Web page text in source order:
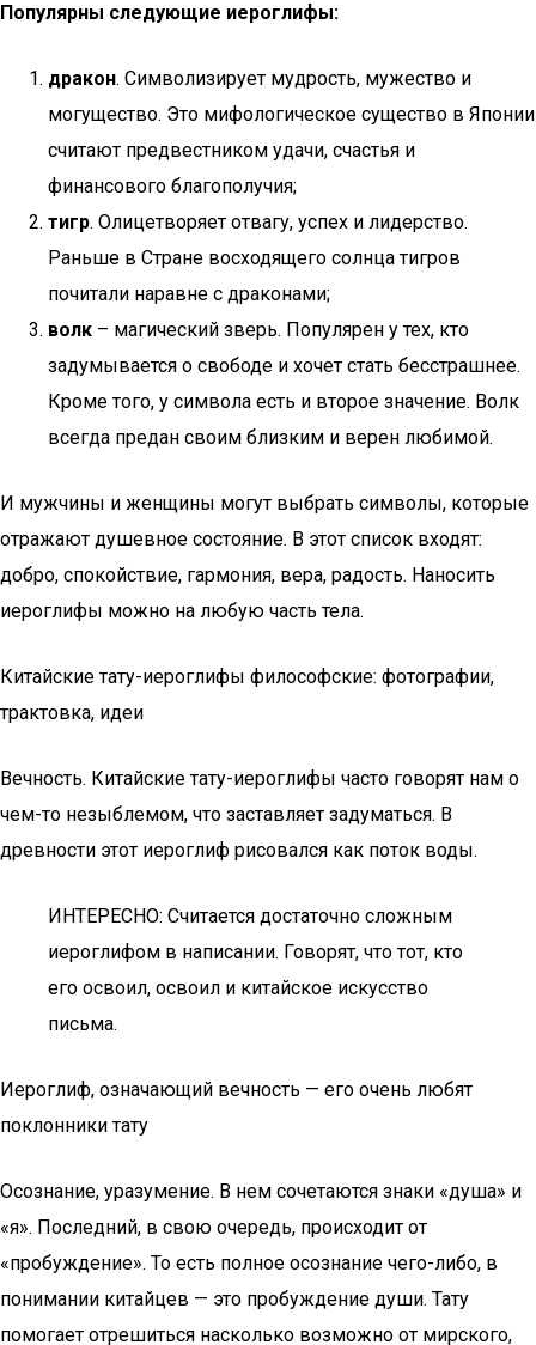
Популярны следующие иероглифы:
дракон. Символизирует мудрость, мужество и
могущество. Это мифологическое существо в Японии
считают предвестником удачи, счастья и
финансового благополучия;
тигр. Олицетворяет отвагу, успех и лидерство.
Раньше в Стране восходящего солнца тигров
почитали наравне с драконами;
волк – магический зверь. Популярен у тех, кто
задумывается о свободе и хочет стать бесстрашнее.
Кроме того, у символа есть и второе значение. Волк
всегда предан своим близким и верен любимой.
И мужчины и женщины могут выбрать символы, которые
отражают душевное состояние. В этот список входят:
добро, спокойствие, гармония, вера, радость. Наносить
иероглифы можно на любую часть тела.
Китайские тату-иероглифы философские: фотографии,
трактовка, идеи
Вечность. Китайские тату-иероглифы часто говорят нам о
чем-то незыблемом, что заставляет задуматься. В
древности этот иероглиф рисовался как поток воды.
ИНТЕРЕСНО: Считается достаточно сложным
иероглифом в написании. Говорят, что тот, кто
его освоил, освоил и китайское искусство
письма.
Иероглиф, означающий вечность — его очень любят
поклонники тату
Осознание, уразумение. В нем сочетаются знаки «душа» и
«я». Последний, в свою очередь, происходит от
«пробуждение». То есть полное осознание чего-либо, в
понимании китайцев — это пробуждение души. Тату
помогает отрешиться насколько возможно от мирского,